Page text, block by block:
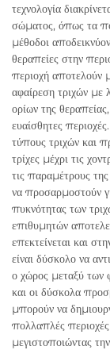
τεχνολογία
σώματος, όπως τα
μέθοδοι
θεραπείες στην
περιοχή αποτελούν
αφαίρεση τριχών με
ορίων της
ευαίσθητες
τύπους τριχών και
τρίχες μέχρι τις
τις παραμέτρους
να προσαρμοστούν
πυκνότητας των
επιθυμητών
επεκτείνεται και
είναι δύσκολο να
ο χώρος μεταξύ των
και οι δύσκολα
μπορούν να
πολλαπλές
μεγιστοποιώντας